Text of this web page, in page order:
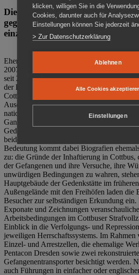
Die Gedenkstätte Zuchthaus
gegen das Vergessen.
einzigartig.
Ehemalige politische Häftlinge der DDR
2007 den Verein Menschenrechtszentrum
seit 2011 Eigentümer des ehemaligen
der Bautzener Straße und Träger der
Cottbus ist. Im Zentrum der Arbeit der
Auseinandersetzung mit politischem
nationalsozialistischen Terrorherrschaft und
Ganzjährig zeigen mehrere Dauer- und
Gedenkstätte Zuchthaus Cottbus Beispiele
beiden deutschen Diktaturen des 20.
Bedeutung kommt dabei Biografien
zu: die Gründe der Inhaftierung in Cottbus,
der Gefangenen und ihre Versuche, ihre
unwürdigen Bedingungen zu wahren,
Hauptgebäude der Gedenkstätte im
Außengelände mit den Freihöfen laden die
Besucher zur selbständigen Erkundung
Exponate und Zeichnungen
Arbeitsbedingungen im Cottbuser
Einblick in die Verfolgungs- und
jeweiligen Herrschaftssystems. Im
Einzel- und Arrestzellen, die ehemalige
Pentacon Dresden sowie zwei
Gefangenentransporter besichtigt werden.
auch Führungen in einfacher oder
klicken, willigen Sie in die
Cookies, darunter auch für
Einstellungen können Sie jederzeit
> Zur Datenschutzerklärung
Ablehnen
Alle Cookies
Einstellungen